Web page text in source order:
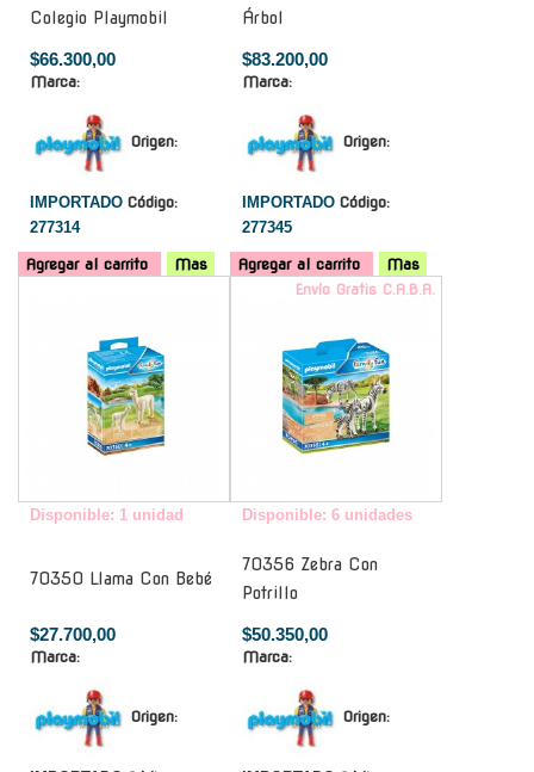
Colegio Playmobil
$66.300,00
Marca:
Origen:
IMPORTADO Código:
277314
Agregar al carrito Mas
Árbol
$83.200,00
Marca:
Origen:
IMPORTADO Código:
277345
Agregar al carrito
Mas
Disponible: 1 unidad
70350 Llama Con Bebé
$27.700,00
Marca:
Origen:
Envío Gratis C.A.B.A.
Disponible: 6 unidades
70356 Zebra Con
Potrillo
$50.350,00
Marca:
Origen: